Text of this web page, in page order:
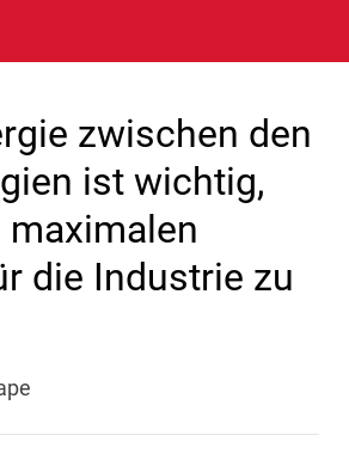
zwischen den
ist wichtig,
maximalen
die Industrie zu